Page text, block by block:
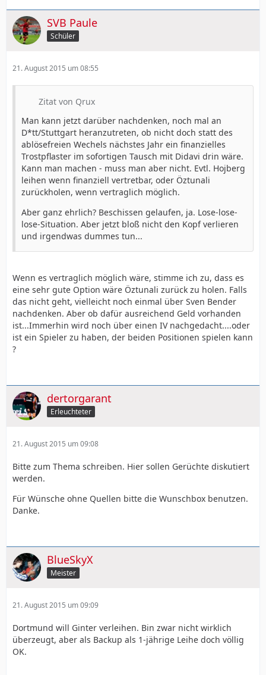
SVB Paule
Schüler
21. August 2015 um 08:55
Zitat von Qrux
Man kann jetzt darüber nachdenken, noch mal an
D*tt/Stuttgart heranzutreten, ob nicht doch statt des
ablösefreien Wechels nächstes Jahr ein finanzielles
Trostpflaster im sofortigen Tausch mit Didavi drin wäre.
Kann man machen - muss man aber nicht. Evtl. Hojberg
leihen wenn finanziell vertretbar, oder Öztunali
zurückholen, wenn vertraglich möglich.
Aber ganz ehrlich? Beschissen gelaufen, ja. Lose-lose-
lose-Situation. Aber jetzt bloß nicht den Kopf verlieren
und irgendwas dummes tun...
Wenn es vertraglich möglich wäre, stimme ich zu, dass es
eine sehr gute Option wäre Öztunali zurück zu holen. Falls
das nicht geht, vielleicht noch einmal über Sven Bender
nachdenken. Aber ob dafür ausreichend Geld vorhanden
ist...Immerhin wird noch über einen IV nachgedacht....oder
ist ein Spieler zu haben, der beiden Positionen spielen kann
?
dertorgarant
Erleuchteter
21. August 2015 um 09:08
Bitte zum Thema schreiben. Hier sollen Gerüchte diskutiert
werden.
Für Wünsche ohne Quellen bitte die Wunschbox benutzen.
Danke.
BlueSkyX
Meister
21. August 2015 um 09:09
Dortmund will Ginter verleihen. Bin zwar nicht wirklich
überzeugt, aber als Backup als 1-jährige Leihe doch völlig
OK.